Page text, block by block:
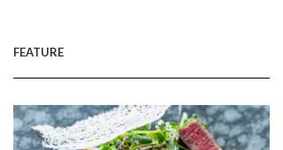
FEATURE